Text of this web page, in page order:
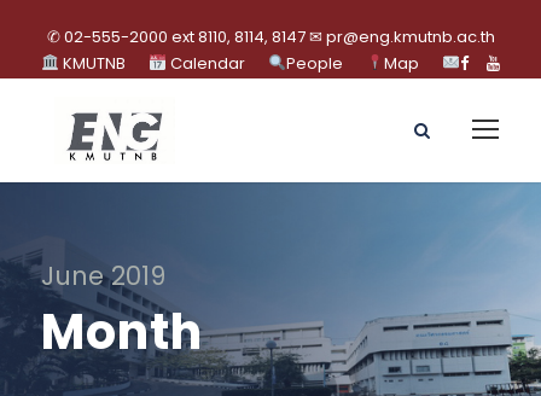
✆ 02-555-2000 ext 8110, 8114, 8147 ✉ pr@eng.kmutnb.ac.th
KMUTNB
Calendar People Map
June 2019
Month